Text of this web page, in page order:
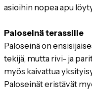
asioihin nopea apu
Paloseinä terassille
Paloseinä on
tekijä, mutta rivi- ja
myös kaivattua
Paloseinät eristävät